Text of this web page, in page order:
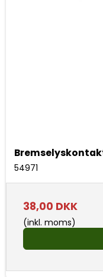
54971
38,00 DKK
(inkl. moms)